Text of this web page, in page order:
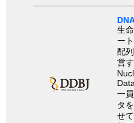
生
ー
配
営
一
タ
せ